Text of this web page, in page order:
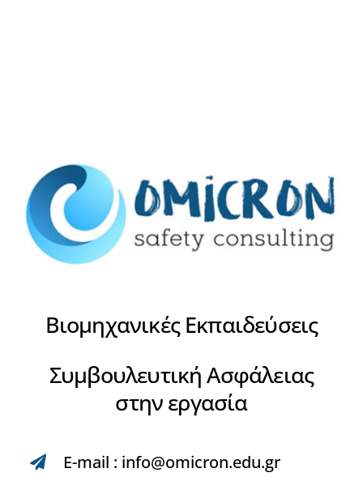
Βιομηχανικές Εκπαιδεύσεις
Συμβουλευτική Ασφάλειας
στην εργασία
E-mail : info@omicron.edu.gr